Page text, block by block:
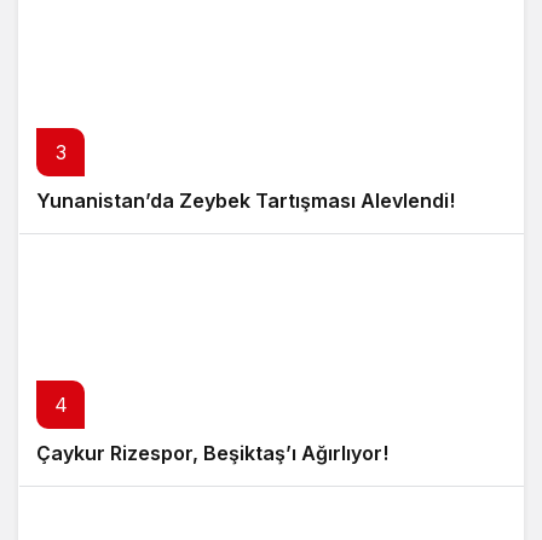
3
Yunanistan’da Zeybek Tartışması Alevlendi!
4
Çaykur Rizespor, Beşiktaş’ı Ağırlıyor!